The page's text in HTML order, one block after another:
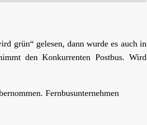
grün“ gelesen, dann wurde es auch in
den Konkurrenten Postbus. Wird